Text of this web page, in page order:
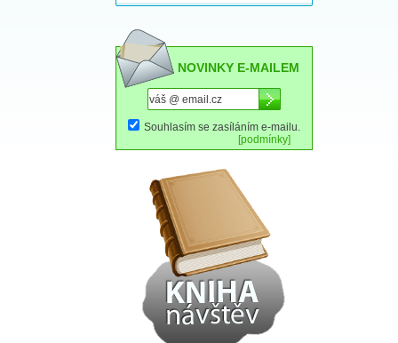
NOVINKY E-MAILEM
Souhlasím se zasíláním e-mailu.
[podmínky]